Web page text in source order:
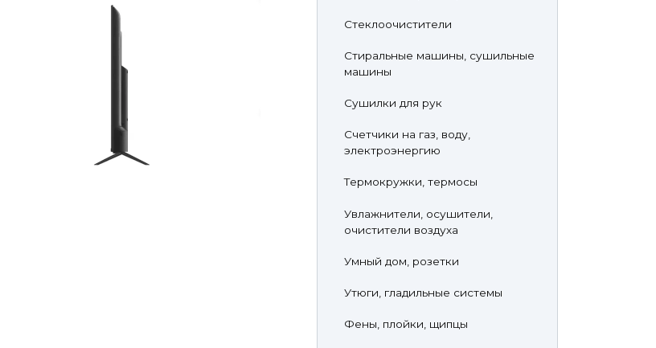
Стеклоочистители
Стиральные машины, сушильные
машины
Сушилки для рук
Счетчики на газ, воду,
электроэнергию
Термокружки, термосы
Увлажнители, осушители,
очистители воздуха
Умный дом, розетки
Утюги, гладильные системы
Фены, плойки, щипцы